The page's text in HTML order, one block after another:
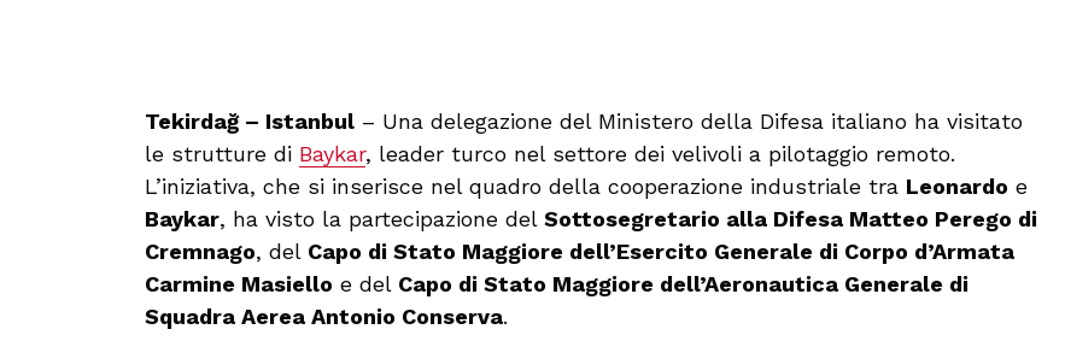
Tekirdağ – Istanbul – Una delegazione del Ministero della Difesa italiano ha visitato
le strutture di Baykar, leader turco nel settore dei velivoli a pilotaggio remoto.
L’iniziativa, che si inserisce nel quadro della cooperazione industriale tra Leonardo e
Baykar, ha visto la partecipazione del Sottosegretario alla Difesa Matteo Perego di
Cremnago, del Capo di Stato Maggiore dell’Esercito Generale di Corpo d’Armata
Carmine Masiello e del Capo di Stato Maggiore dell’Aeronautica Generale di
Squadra Aerea Antonio Conserva.